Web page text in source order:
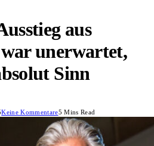
aus
unerwartet,
Sinn
Keine Kommentare5 Mins Read